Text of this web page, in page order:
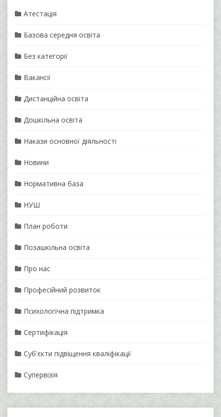
Атестація
Базова середня освіта
Без категорії
Вакансії
Дистанційна освіта
Дошкільна освіта
Накази основної діяльності
Новини
Нормативна база
НУШ
План роботи
Позашкільна освіта
Про нас
Професійний розвиток
Психологічна підтримка
Сертифікація
Суб'єкти підвіщення кваліфікації
Супервізія